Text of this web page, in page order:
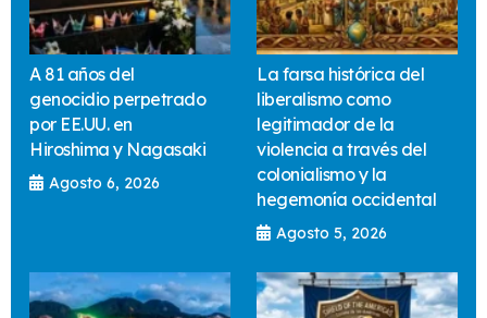
A 81 años del
genocidio perpetrado
por EE.UU. en
Hiroshima y Nagasaki
Agosto 6, 2026
La farsa histórica del
liberalismo como
legitimador de la
violencia a través del
colonialismo y la
hegemonía occidental
Agosto 5, 2026